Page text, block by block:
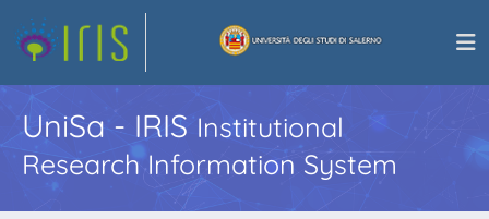
UniSa - IRISInstitutional
Research Information System